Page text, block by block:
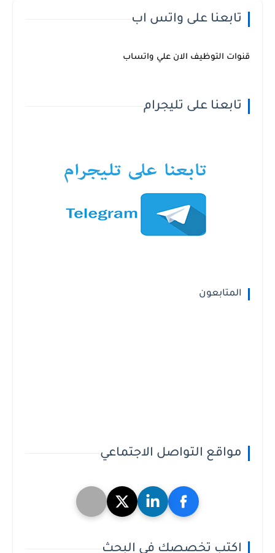
تابعنا على واتس اب
قنوات التوظيف الان علي واتساب
تابعنا على تليجرام
المتابعون
مواقع التواصل الاجتماعي
اكتب تخصصك فى البحث